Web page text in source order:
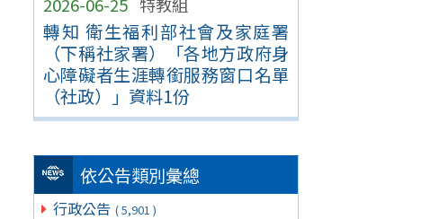
轉知 衛生福利部社會及家庭署
（下稱社家署）「各地方政府身
心障礙者生涯轉銜服務窗口名單
（社政）」資料1份
依公告類別彙總
行政公告 ( 5,901 )